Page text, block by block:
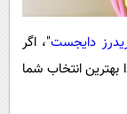
دایجست"، اگر
انتخاب شما